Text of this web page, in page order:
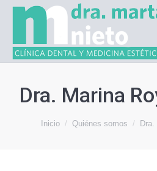
Dra. Marina
Estás aquí:
Inicio Quiénes somos